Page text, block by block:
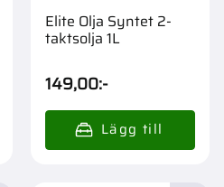
Elite Olja Syntet 2-
taktsolja 1L
149,00:-